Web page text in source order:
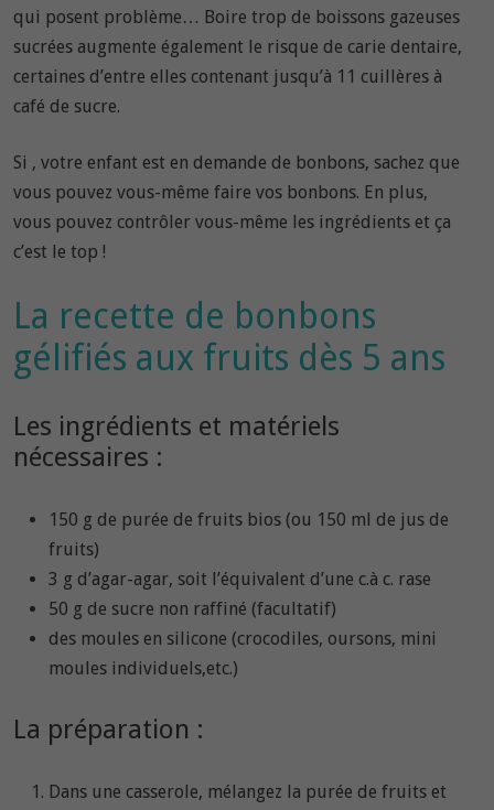
qui posent problème… Boire trop de boissons gazeuses
sucrées augmente également le risque de carie dentaire,
certaines d’entre elles contenant jusqu’à 11 cuillères à
café de sucre.
Si , votre enfant est en demande de bonbons, sachez que
vous pouvez vous-même faire vos bonbons. En plus,
vous pouvez contrôler vous-même les ingrédients et ça
c’est le top !
La recette de bonbons
gélifiés aux fruits dès 5 ans
Les ingrédients et matériels
nécessaires :
150 g de purée de fruits bios (ou 150 ml de jus de
fruits)
3 g d’agar-agar, soit l’équivalent d’une c.à c. rase
50 g de sucre non raffiné (facultatif)
des moules en silicone (crocodiles, oursons, mini
moules individuels,etc.)
La préparation :
Dans une casserole, mélangez la purée de fruits et